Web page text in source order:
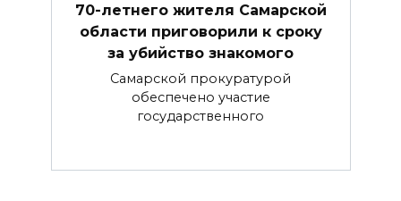
70-летнего жителя Самарской
области приговорили к сроку
за убийство знакомого
Самарской прокуратурой
обеспечено участие
государственного